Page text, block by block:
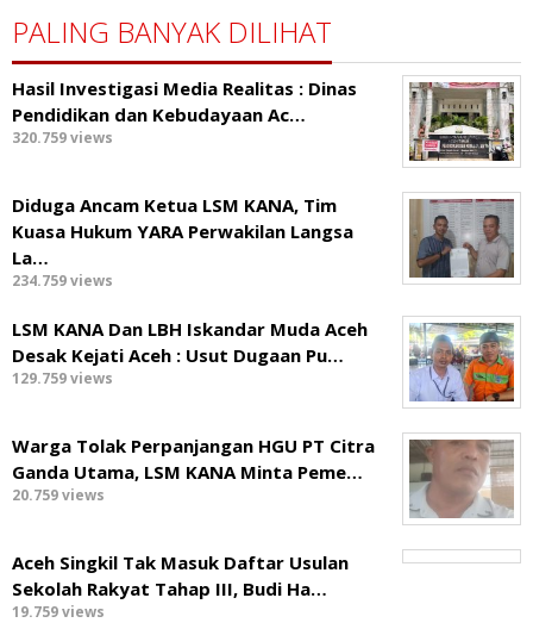
PALING BANYAK DILIHAT
Hasil Investigasi Media Realitas : ‎Dinas
Pendidikan dan Kebudayaan Ac…
320.759 views
Diduga Ancam Ketua LSM KANA, Tim
Kuasa Hukum YARA Perwakilan Langsa
La…
234.759 views
LSM KANA Dan LBH Iskandar Muda Aceh
Desak Kejati Aceh : Usut Dugaan Pu…
129.759 views
Warga Tolak Perpanjangan HGU PT Citra
Ganda Utama, LSM KANA Minta Peme…
20.759 views
Aceh Singkil Tak Masuk Daftar Usulan
Sekolah Rakyat Tahap III, Budi Ha…
19.759 views